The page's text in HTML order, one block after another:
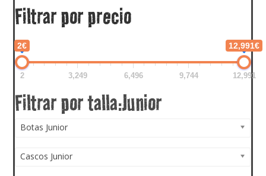
Filtrar por precio
2€ 12,991€
2 3,249 6,496 9,744 12,991
Botas Junior
Cascos Junior